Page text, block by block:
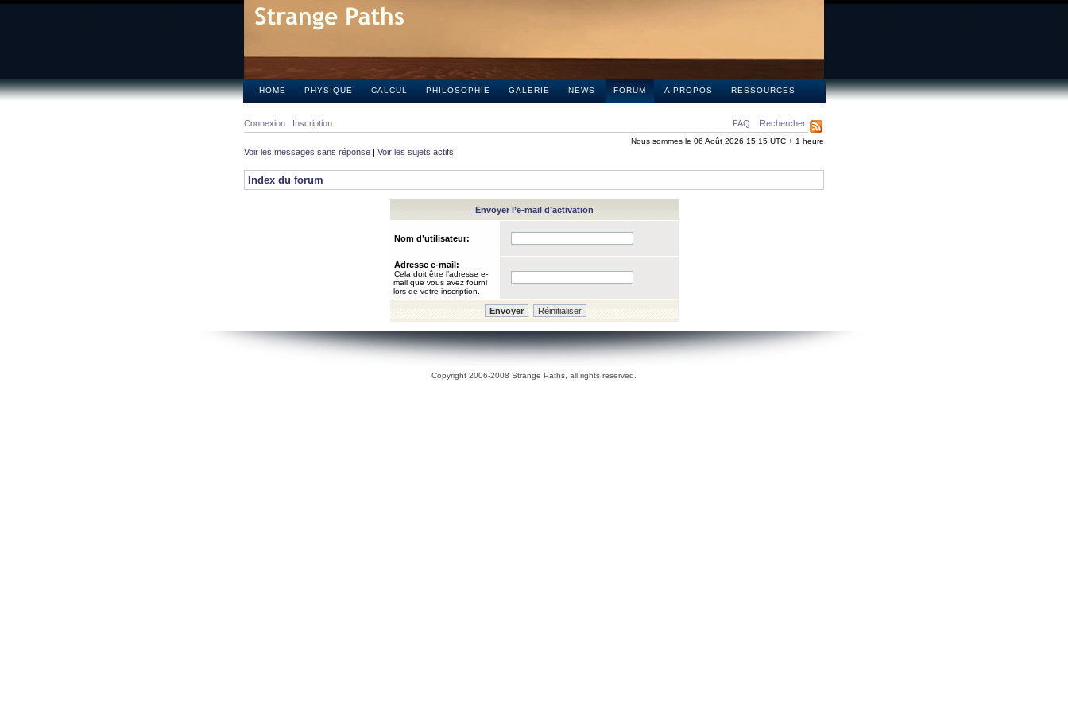
HOME PHYSIQUE CALCUL PHILOSOPHIE GALERIE NEWS FORUM A PROPOS RESSOURCES
FAQ Rechercher
Connexion Inscription
Nous sommes le 06 Août 2026 15:15 UTC + 1 heure
Voir les messages sans réponse | Voir les sujets actifs
Index du forum
Envoyer l’e-mail d’activation
Nom d’utilisateur:
Adresse e-mail:
Cela doit être l’adresse e-
mail que vous avez fourni
lors de votre inscription.
Copyright 2006-2008 Strange Paths, all rights reserved.